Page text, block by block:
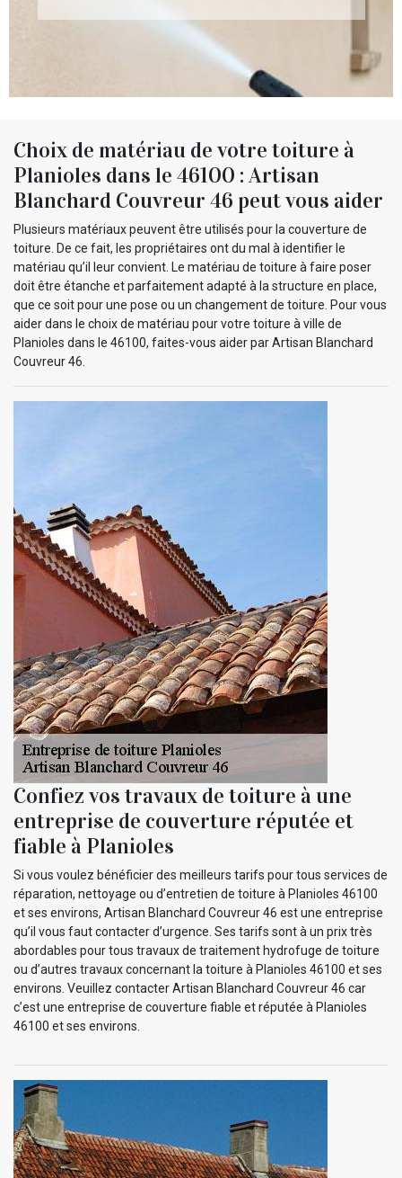
Choix de matériau de votre toiture à
Planioles dans le 46100 : Artisan
Blanchard Couvreur 46 peut vous aider
Plusieurs matériaux peuvent être utilisés pour la couverture de
toiture. De ce fait, les propriétaires ont du mal à identifier le
matériau qu’il leur convient. Le matériau de toiture à faire poser
doit être étanche et parfaitement adapté à la structure en place,
que ce soit pour une pose ou un changement de toiture. Pour vous
aider dans le choix de matériau pour votre toiture à ville de
Planioles dans le 46100, faites-vous aider par Artisan Blanchard
Couvreur 46.
Confiez vos travaux de toiture à une
entreprise de couverture réputée et
fiable à Planioles
Si vous voulez bénéficier des meilleurs tarifs pour tous services de
réparation, nettoyage ou d’entretien de toiture à Planioles 46100
et ses environs, Artisan Blanchard Couvreur 46 est une entreprise
qu’il vous faut contacter d’urgence. Ses tarifs sont à un prix très
abordables pour tous travaux de traitement hydrofuge de toiture
ou d’autres travaux concernant la toiture à Planioles 46100 et ses
environs. Veuillez contacter Artisan Blanchard Couvreur 46 car
c’est une entreprise de couverture fiable et réputée à Planioles
46100 et ses environs.